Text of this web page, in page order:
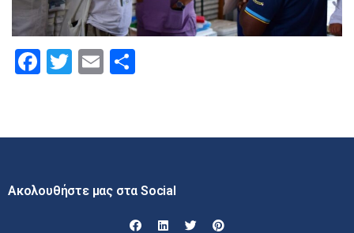
Facebook
Twitter
Email
Ακολουθήστε μας στα Social